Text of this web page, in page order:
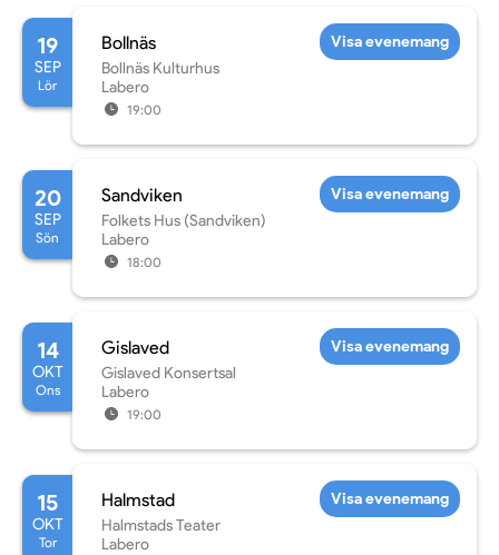
19
SEP
Lör
Bollnäs
Bollnäs Kulturhus
Labero
19:00
Visa evenemang
20
SEP
Sön
Sandviken
Folkets Hus (Sandviken)
Labero
18:00
Visa evenemang
14
OKT
Ons
Gislaved
Gislaved Konsertsal
Labero
19:00
Visa evenemang
15
OKT
Tor
Halmstad
Halmstads Teater
Labero
Visa evenemang